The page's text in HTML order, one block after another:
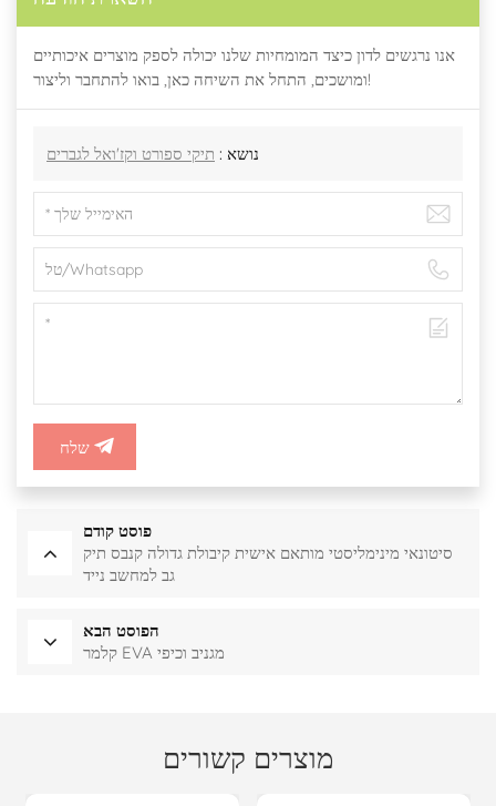
אנו נרגשים לדון כיצד המומחיות שלנו יכולה לספק מוצרים איכותיים
ומושכים, התחל את השיחה כאן, בואו להתחבר וליצור!
נושא : תיקי ספורט וקז'ואל לגברים
שלח
פוסט קודם
סיטונאי מינימליסטי מותאם אישית קיבולת גדולה קנבס תיק
גב למחשב נייד
הפוסט הבא
קלמר EVA מגניב וכיפי
מוצרים קשורים